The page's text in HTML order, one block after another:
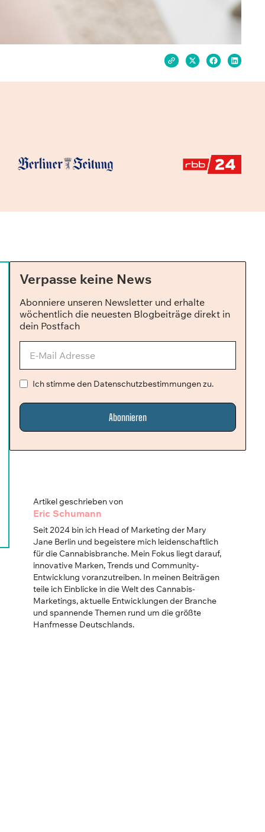
Verpasse keine News
Abonniere unseren Newsletter und erhalte
wöchentlich die neuesten Blogbeiträge direkt in
dein Postfach
Ich stimme den Datenschutzbestimmungen zu.
Artikel geschrieben von
Eric Schumann
Seit 2024 bin ich Head of Marketing der Mary
Jane Berlin und begeistere mich leidenschaftlich
für die Cannabisbranche. Mein Fokus liegt darauf,
innovative Marken, Trends und Community-
Entwicklung voranzutreiben. In meinen Beiträgen
teile ich Einblicke in die Welt des Cannabis-
Marketings, aktuelle Entwicklungen der Branche
und spannende Themen rund um die größte
Hanfmesse Deutschlands.